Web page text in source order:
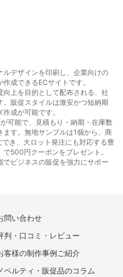
デザインを印刷し、企業向けの
成できるECサイトです。
向上を目的として配布される、社
販促スタイルは激安かつ短納期
成が可能です。
可能で、見積もり・納期・在庫数
す。無地サンプルは1個から、商
き、大ロット発注にも対応する豊
500円クーポンをプレゼント。
ビジネスの販促を強力にサポー
問い合わせ
判・口コミ・レビュー
客様の制作事例ご紹介
ベルティ・販促品のコラム